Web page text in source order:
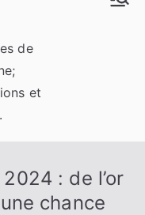
de
et
2024 : de l’or
chance